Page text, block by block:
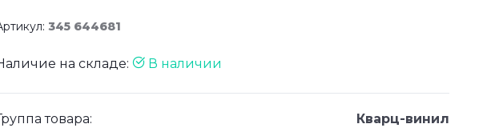
345 644681
на складе: В наличии
товара:
Кварц-винил